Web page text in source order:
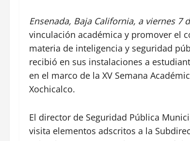
Ensenada, Baja California, a viernes 7
vinculación académica y promover el
materia de inteligencia y seguridad
recibió en sus instalaciones a
en el marco de la XV Semana
Xochicalco.
El director de Seguridad Pública
visita elementos adscritos a la